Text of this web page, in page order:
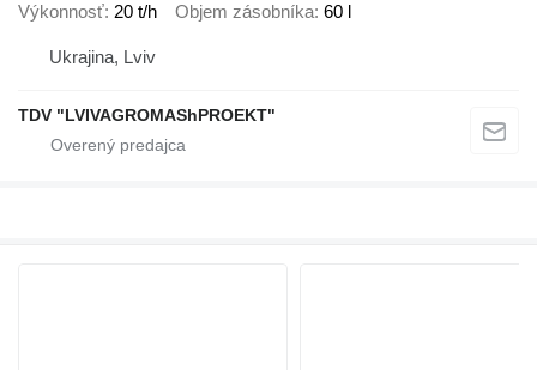
Výkonnosť 20 t/h Objem zásobníka 60 l
Ukrajina, Lviv
TDV "LVIVAGROMAShPROEKT"